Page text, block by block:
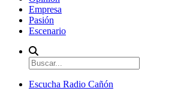
Empresa
Pasión
Escenario
Escucha Radio Cañón